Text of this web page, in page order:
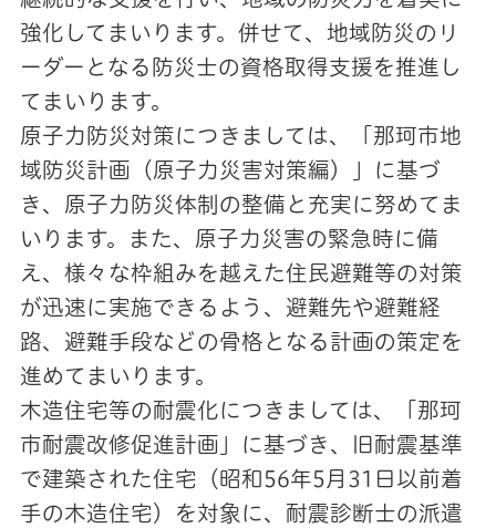
強化してまいります。併せて、地域防災のリ
ーダーとなる防災士の資格取得支援を推進し
てまいります。
原子力防災対策につきましては、「那珂市地
域防災計画（原子力災害対策編）」に基づ
き、原子力防災体制の整備と充実に努めてま
いります。また、原子力災害の緊急時に備
え、様々な枠組みを越えた住民避難等の対策
が迅速に実施できるよう、避難先や避難経
路、避難手段などの骨格となる計画の策定を
進めてまいります。
木造住宅等の耐震化につきましては、「那珂
市耐震改修促進計画」に基づき、旧耐震基準
で建築された住宅（昭和56年5月31日以前着
手の木造住宅）を対象に、耐震診断士の派遣